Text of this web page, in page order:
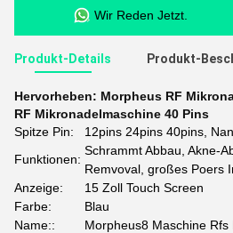
Wir Reden Jetzt.
Produkt-Details Produkt-
Hervorheben: Morpheus RF
RF Mikronadelmaschine 40 Pins
Spitze Pin:
12pins 24pins 40pins,
Funktionen:
Schrammt Abbau, Akne-
Remvoval, großes Poers
Anzeige:
15 Zoll Touch Screen
Farbe:
Blau
Name::
Morpheus8 Maschine Rfs